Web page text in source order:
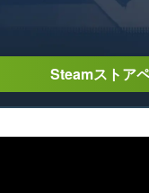
Steamストア